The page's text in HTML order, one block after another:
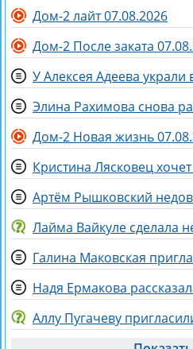
Дом-2 лайт 07.08.2026
Дом-2 После заката
У Алексея Адеева украли
Дом-2 Новая жизнь
Лайма Вайкуле сделала